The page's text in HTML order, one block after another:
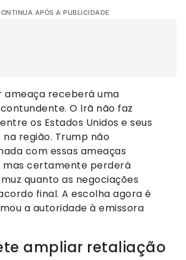
APÓS A PUBLICIDADE
ameaça receberá uma
O Irã não faz
os Estados Unidos e seus
região. Trump não
com essas ameaças
mas certamente perderá
quanto as negociações
final. A escolha agora é
a autoridade à emissora
ampliar retaliação